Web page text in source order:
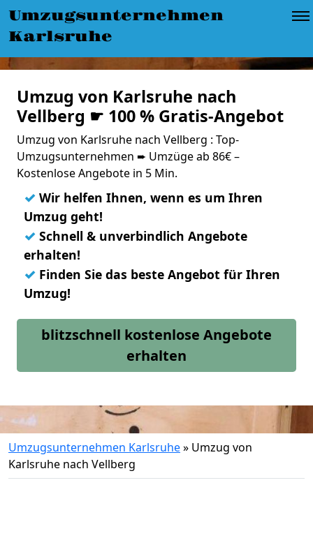
Umzugsunternehmen
Karlsruhe
Umzug von Karlsruhe nach
Vellberg ☛ 100 % Gratis-Angebot
Umzug von Karlsruhe nach Vellberg : Top-
Umzugsunternehmen ➨ Umzüge ab 86€ –
Kostenlose Angebote in 5 Min.
✓ Wir helfen Ihnen, wenn es um Ihren
Umzug geht!
✓ Schnell & unverbindlich Angebote
erhalten!
✓ Finden Sie das beste Angebot für Ihren
Umzug!
blitzschnell kostenlose Angebote
erhalten
Umzugsunternehmen Karlsruhe» Umzug von
Karlsruhe nach Vellberg